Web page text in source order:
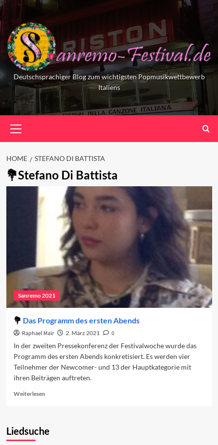
Skip
to
content
Deutschsprachiger Blog zum wichtigsten Popmusikwettbewerb
Italiens
Menu
HOME STEFANO DI BATTISTA
Stefano Di Battista
Sanremo 2021
Das Programm des ersten Abends
Raphael Mair 2. März 2021
0
In der zweiten Pressekonferenz der Festivalwoche wurde das
Programm des ersten Abends konkretisiert. Es werden vier
Teilnehmer der Newcomer- und 13 der Hauptkategorie mit
ihren Beiträgen auftreten.
WeiterlesenRead
Programm
Liedsuche